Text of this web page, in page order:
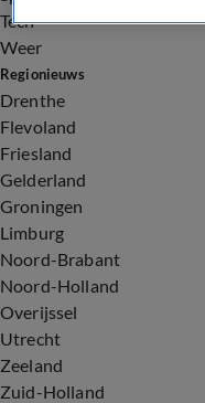
Tech
Weer
Regionieuws
Drenthe
Flevoland
Friesland
Gelderland
Groningen
Limburg
Noord-Brabant
Noord-Holland
Overijssel
Utrecht
Zeeland
Zuid-Holland